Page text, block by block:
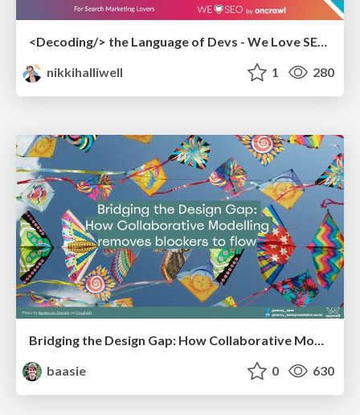
nikkihalliwell
1 280
Bridging the Design Gap: How Collaborative Modelling removes blockers to flow between stakeholders and teams @FastFlow conf
baasie
0 630